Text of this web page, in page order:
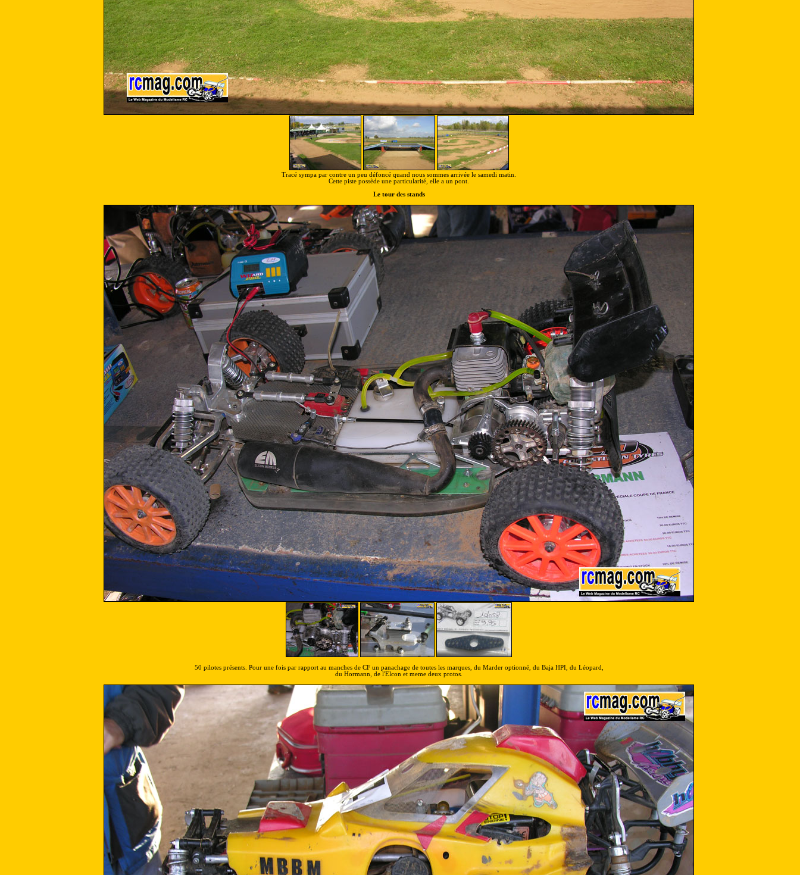
Tracé sympa par contre un peu défoncé quand nous sommes arrivée le samedi matin.
Cette piste possède une particularité, elle a un pont.
Le tour des stands
50 pilotes présents. Pour une fois par rapport au manches de CF un panachage de toutes les marques, du Marder optionné, du Baja HPI, du Léopard,
du Hormann, de l'Elcon et meme deux protos.